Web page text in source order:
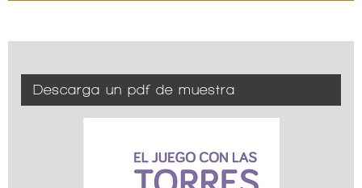
Descarga un pdf de muestra